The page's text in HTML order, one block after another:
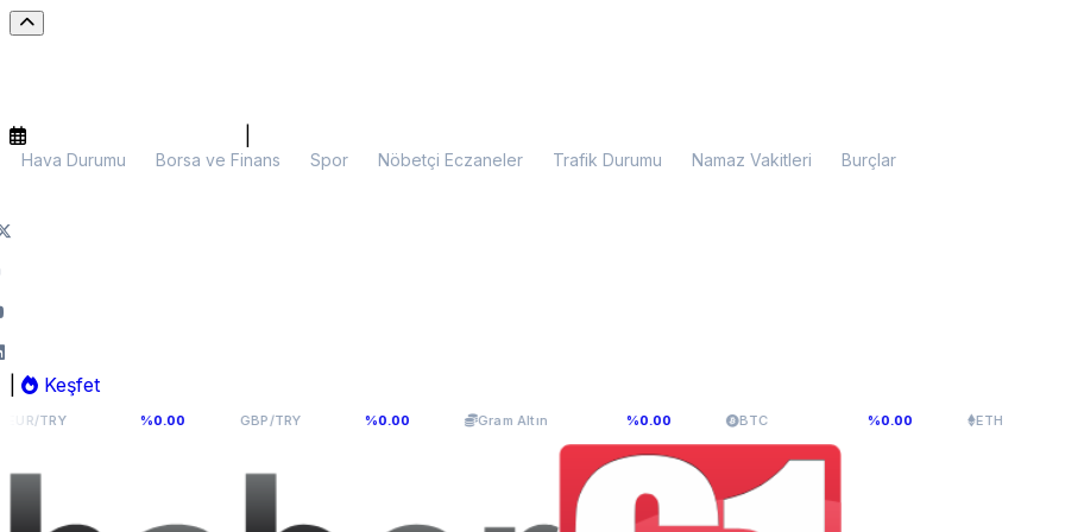
Hava Durumu Borsa ve Finans Spor Nöbetçi Eczaneler Trafik Durumu Namaz Vakitleri Burçlar
Keşfet
%0.00 GBP/TRY 64,131 %0.00 Gram Altın 6.064,45 %0.00 BTC $65.213,78 ETH$1.934,94 %0.00